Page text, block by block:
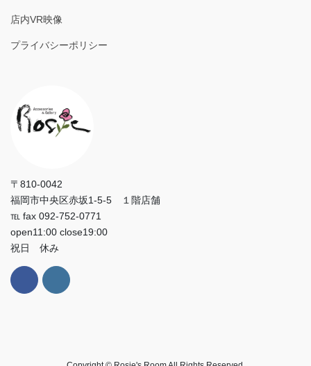
店内VR映像
プライバシーポリシー
〒810-0042
福岡市中央区赤坂1-5-5 １階店舗
℡ fax 092-752-0771
open11:00 close19:00
祝日 休み